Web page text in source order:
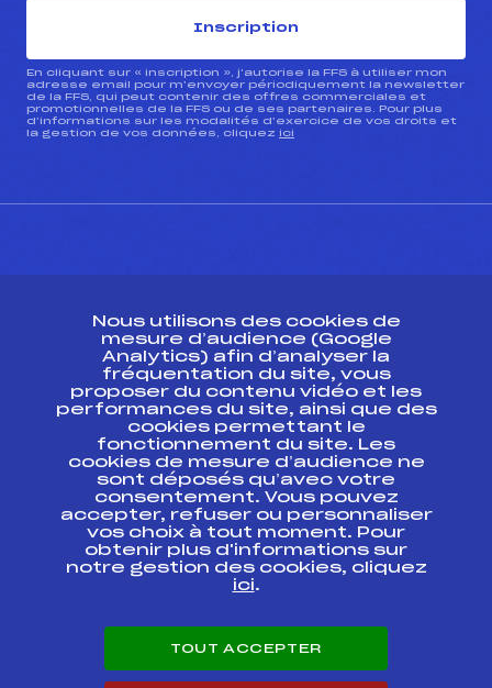
Inscription
En cliquant sur « inscription », j’autorise la FFS à utiliser mon
adresse email pour m’envoyer périodiquement la newsletter
de la FFS, qui peut contenir des offres commerciales et
promotionnelles de la FFS ou de ses partenaires. Pour plus
d’informations sur les modalités d’exercice de vos droits et
la gestion de vos données, cliquez ici
ESPACE PRESSE
Ressources
Pass’Neige
Projet sportif fédéral
Projet de performance fédéral
Antidopage
Pôle Développement, Formation, Suivi
Scientifique
Listes ministérielles
Pôle vie de l’athlète
Carrières
Nous utilisons des cookies de
mesure d’audience (Google
Analytics) afin d’analyser la
fréquentation du site, vous
proposer du contenu vidéo et les
performances du site, ainsi que des
cookies permettant le
fonctionnement du site. Les
cookies de mesure d’audience ne
sont déposés qu’avec votre
consentement. Vous pouvez
accepter, refuser ou personnaliser
vos choix à tout moment. Pour
obtenir plus d'informations sur
notre gestion des cookies, cliquez
ici.
TOUT ACCEPTER